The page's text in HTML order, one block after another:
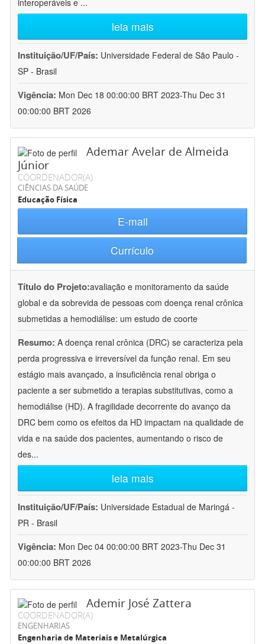
interoperáveis e ...
leia mais
Instituição/UF/País: Universidade Federal de São Paulo -
SP - Brasil
Vigência: Mon Dec 18 00:00:00 BRT 2023-Thu Dec 31
00:00:00 BRT 2026
Ademar Avelar de Almeida
Júnior
COORDENADOR(A)
CIÊNCIAS DA SAÚDE
Educação Física
E-mail
Currículo
Título do Projeto:avaliação e monitoramento da saúde
global e da sobrevida de pessoas com doença renal crônica
submetidas a hemodiálise: um estudo de coorte
Resumo: A doença renal crônica (DRC) se caracteriza pela
perda progressiva e irreversível da função renal. Em seu
estágio mais avançado, a insuficiência renal obriga o
paciente a ser submetido a terapias substitutivas, como a
hemodiálise (HD). A fragilidade decorrente do avanço da
DRC bem como os efeitos da HD impactam na qualidade de
vida e na saúde dos pacientes, aumentando o risco de
des...
leia mais
Instituição/UF/País: Universidade Estadual de Maringá -
PR - Brasil
Vigência: Mon Dec 04 00:00:00 BRT 2023-Thu Dec 31
00:00:00 BRT 2026
Ademir José Zattera
COORDENADOR(A)
ENGENHARIAS
Engenharia de Materiais e Metalúrgica